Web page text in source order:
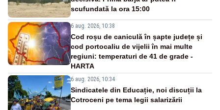
scufundată la ora 15:00
6 aug. 2026, 10:38
Cod roșu de caniculă în șapte județe și
cod portocaliu de vijelii în mai multe
regiuni: temperaturi de 41 de grade -
HARTA
6 aug. 2026, 10:34
Sindicatele din Educație, noi discuții la
Cotroceni pe tema legii salarizării